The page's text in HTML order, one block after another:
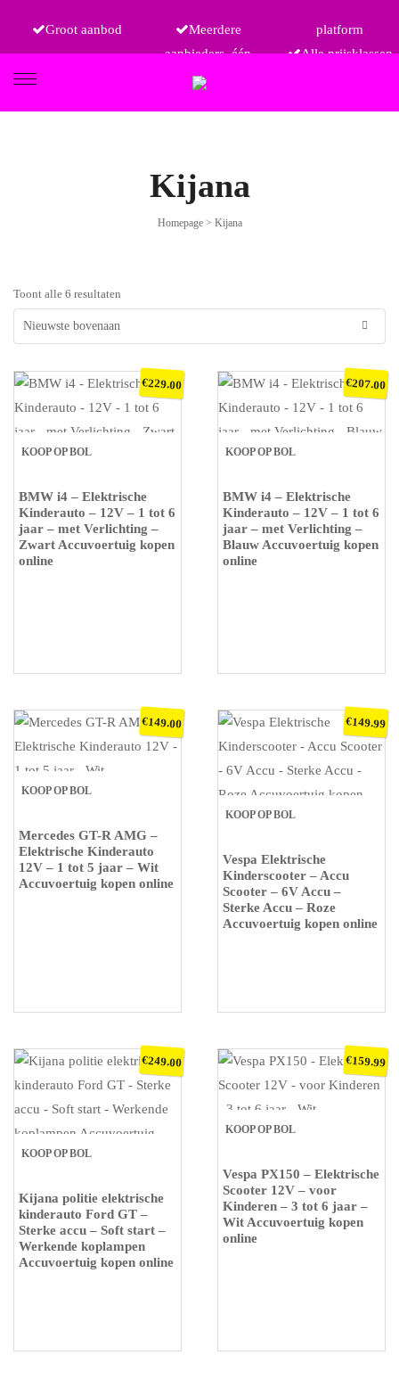
Groot aanbod
Meerdere
aanbieders, één
platform
Alle prijsklassen
Kijana
Homepage > Kijana
Toont alle 6 resultaten
KOOP OP BOL
BMW i4 – Elektrische
Kinderauto – 12V – 1 tot 6
jaar – met Verlichting –
Zwart Accuvoertuig kopen
online
€229.00
KOOP OP BOL
BMW i4 – Elektrische
Kinderauto – 12V – 1 tot 6
jaar – met Verlichting –
Blauw Accuvoertuig kopen
online
€207.00
KOOP OP BOL
Mercedes GT-R AMG –
Elektrische Kinderauto
12V – 1 tot 5 jaar – Wit
Accuvoertuig kopen online
€149.00
KOOP OP BOL
Vespa Elektrische
Kinderscooter – Accu
Scooter – 6V Accu –
Sterke Accu – Roze
Accuvoertuig kopen online
€149.99
KOOP OP BOL
Kijana politie elektrische
kinderauto Ford GT –
Sterke accu – Soft start –
Werkende koplampen
Accuvoertuig kopen online
€249.00
KOOP OP BOL
Vespa PX150 – Elektrische
Scooter 12V – voor
Kinderen – 3 tot 6 jaar –
Wit Accuvoertuig kopen
online
€159.99